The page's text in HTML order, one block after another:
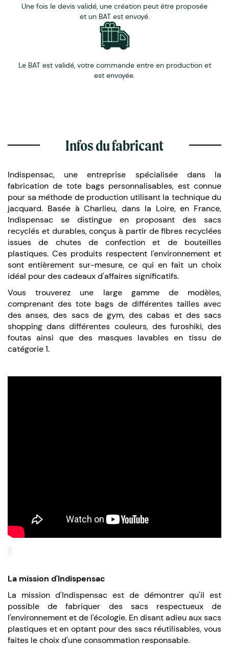
Une fois le devis validé, une création peut être proposée
et un BAT est envoyé.
Le BAT est validé, votre commande entre en production et
est envoyée.
Infos du fabricant
Indispensac, une entreprise spécialisée dans la
fabrication de tote bags personnalisables, est connue
pour sa méthode de production utilisant la technique du
jacquard. Basée à Charlieu, dans la Loire, en France,
Indispensac se distingue en proposant des sacs
recyclés et durables, conçus à partir de fibres recyclées
issues de chutes de confection et de bouteilles
plastiques. Ces produits respectent l'environnement et
sont entièrement sur-mesure, ce qui en fait un choix
idéal pour des cadeaux d'affaires significatifs.
Vous trouverez une large gamme de modèles,
comprenant des tote bags de différentes tailles avec
des anses, des sacs de gym, des cabas et des sacs
shopping dans différentes couleurs, des furoshiki, des
foutas ainsi que des masques lavables en tissu de
catégorie 1.
La mission d'Indispensac
La mission d'Indispensac est de démontrer qu'il est
possible de fabriquer des sacs respectueux de
l'environnement et de l'écologie. En disant adieu aux sacs
plastiques et en optant pour des sacs réutilisables, vous
faites le choix d'une consommation responsable.